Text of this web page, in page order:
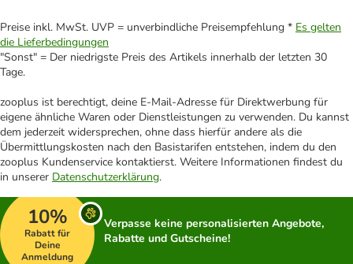
Preise inkl. MwSt. UVP = unverbindliche Preisempfehlung * Es gelten
die Lieferbedingungen
"Sonst" = Der niedrigste Preis des Artikels innerhalb der letzten 30
Tage.
zooplus ist berechtigt, deine E-Mail-Adresse für Direktwerbung für
eigene ähnliche Waren oder Dienstleistungen zu verwenden. Du kannst
dem jederzeit widersprechen, ohne dass hierfür andere als die
Übermittlungskosten nach den Basistarifen entstehen, indem du den
zooplus Kundenservice kontaktierst. Weitere Informationen findest du
in unserer Datenschutzerklärung.
10%
Rabatt für
Deine
Anmeldung
Verpasse keine personalisierten Angebote,
Rabatte und Gutscheine!